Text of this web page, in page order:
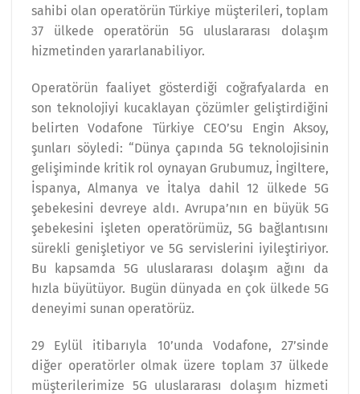
sahibi olan operatörün Türkiye müşterileri, toplam
37 ülkede operatörün 5G uluslararası dolaşım
hizmetinden yararlanabiliyor.
Operatörün faaliyet gösterdiği coğrafyalarda en
son teknolojiyi kucaklayan çözümler geliştirdiğini
belirten Vodafone Türkiye CEO’su Engin Aksoy,
şunları söyledi: “Dünya çapında 5G teknolojisinin
gelişiminde kritik rol oynayan Grubumuz, İngiltere,
İspanya, Almanya ve İtalya dahil 12 ülkede 5G
şebekesini devreye aldı. Avrupa’nın en büyük 5G
şebekesini işleten operatörümüz, 5G bağlantısını
sürekli genişletiyor ve 5G servislerini iyileştiriyor.
Bu kapsamda 5G uluslararası dolaşım ağını da
hızla büyütüyor. Bugün dünyada en çok ülkede 5G
deneyimi sunan operatörüz.
29 Eylül itibarıyla 10’unda Vodafone, 27’sinde
diğer operatörler olmak üzere toplam 37 ülkede
müşterilerimize 5G uluslararası dolaşım hizmeti